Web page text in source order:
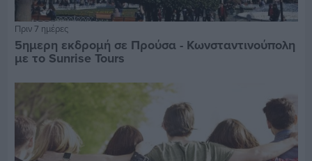
Πριν 7 ημέρες
5ημερη εκδρομή σε Προύσα - Κωνσταντινούπολη
με το Sunrise Tours